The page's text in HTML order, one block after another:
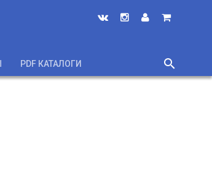
PDF КАТАЛОГИ
search
close